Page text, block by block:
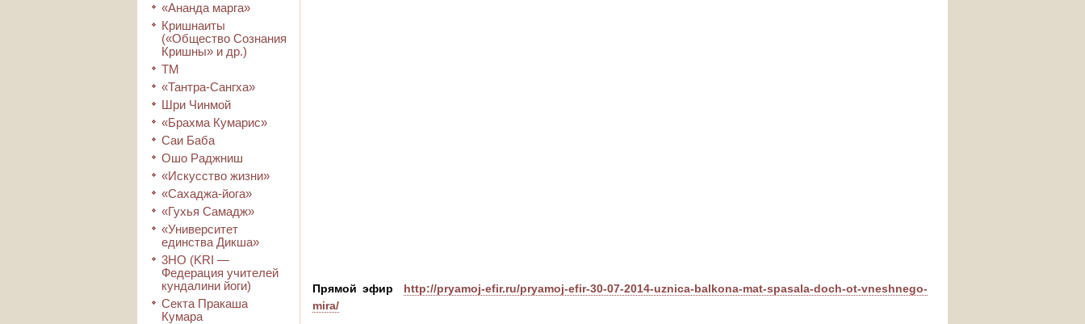
«Ананда марга»
Кришнаиты
(«Общество Сознания
Кришны» и др.)
ТМ
«Тантра-Сангха»
Шри Чинмой
«Брахма Кумарис»
Саи Баба
Ошо Раджниш
«Искусство жизни»
«Сахаджа-йога»
«Гухья Самадж»
«Университет
единства Дикша»
3HO (KRI ―
Федерация учителей
кундалини йоги)
Секта Пракаша
Кумара
Прямой эфир http://pryamoj-efir.ru/pryamoj-efir-30-07-2014-uznica-balkona-mat-spasala-doch-ot-vneshnego-
mira/